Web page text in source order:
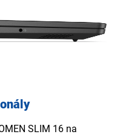
SLIM 16 na